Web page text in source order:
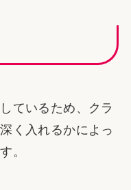
ているため、クラ
く入れるかによっ
。